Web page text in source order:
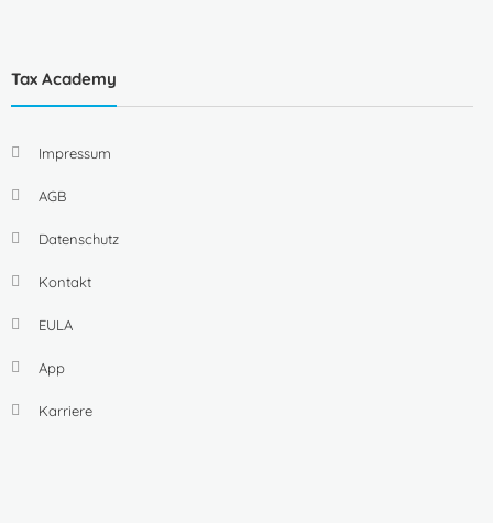
Tax Academy
Impressum
AGB
Datenschutz
Kontakt
EULA
App
Karriere